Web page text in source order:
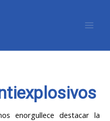
enorgullece destacar la